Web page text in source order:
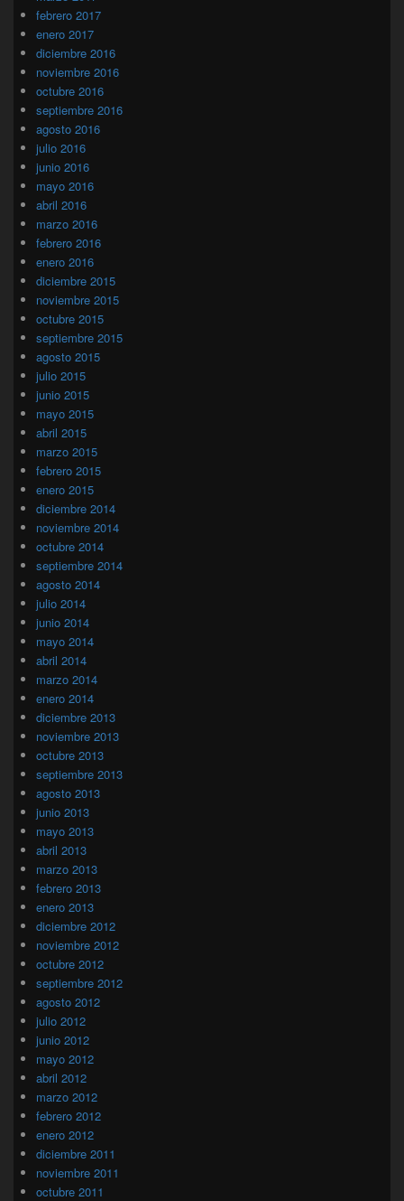
febrero 2017
enero 2017
diciembre 2016
noviembre 2016
octubre 2016
septiembre 2016
agosto 2016
julio 2016
junio 2016
mayo 2016
abril 2016
marzo 2016
febrero 2016
enero 2016
diciembre 2015
noviembre 2015
octubre 2015
septiembre 2015
agosto 2015
julio 2015
junio 2015
mayo 2015
abril 2015
marzo 2015
febrero 2015
enero 2015
diciembre 2014
noviembre 2014
octubre 2014
septiembre 2014
agosto 2014
julio 2014
junio 2014
mayo 2014
abril 2014
marzo 2014
enero 2014
diciembre 2013
noviembre 2013
octubre 2013
septiembre 2013
agosto 2013
junio 2013
mayo 2013
abril 2013
marzo 2013
febrero 2013
enero 2013
diciembre 2012
noviembre 2012
octubre 2012
septiembre 2012
agosto 2012
julio 2012
junio 2012
mayo 2012
abril 2012
marzo 2012
febrero 2012
enero 2012
diciembre 2011
noviembre 2011
octubre 2011